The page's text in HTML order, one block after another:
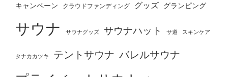
キャンペーン クラウドファンディング グッズ グランピング
サウナ サウナグッズ サウナハット サ道 スキンケア
タナカカツキ テントサウナ バレルサウナ